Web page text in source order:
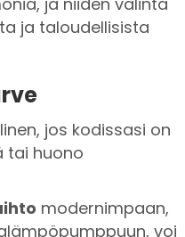
ja taloudellisista
jos kodissasi on
tai huono
modernimpaan,
voi